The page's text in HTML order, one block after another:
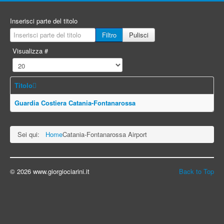
Inserisci parte del titolo
Filtro
Pulisci
Visualizza #
Titolo
Guardia Costiera Catania-Fontanarossa
Sei qui: HomeCatania-Fontanarossa Airport
Back to Top
© 2026 www.giorgiociarini.it